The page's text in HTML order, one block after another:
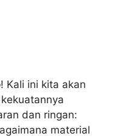
Kali ini kita akan
dan ringan:
material